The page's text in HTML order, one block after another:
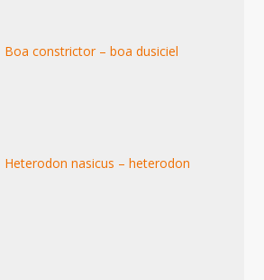
Boa constrictor – boa dusiciel
Heterodon nasicus – heterodon